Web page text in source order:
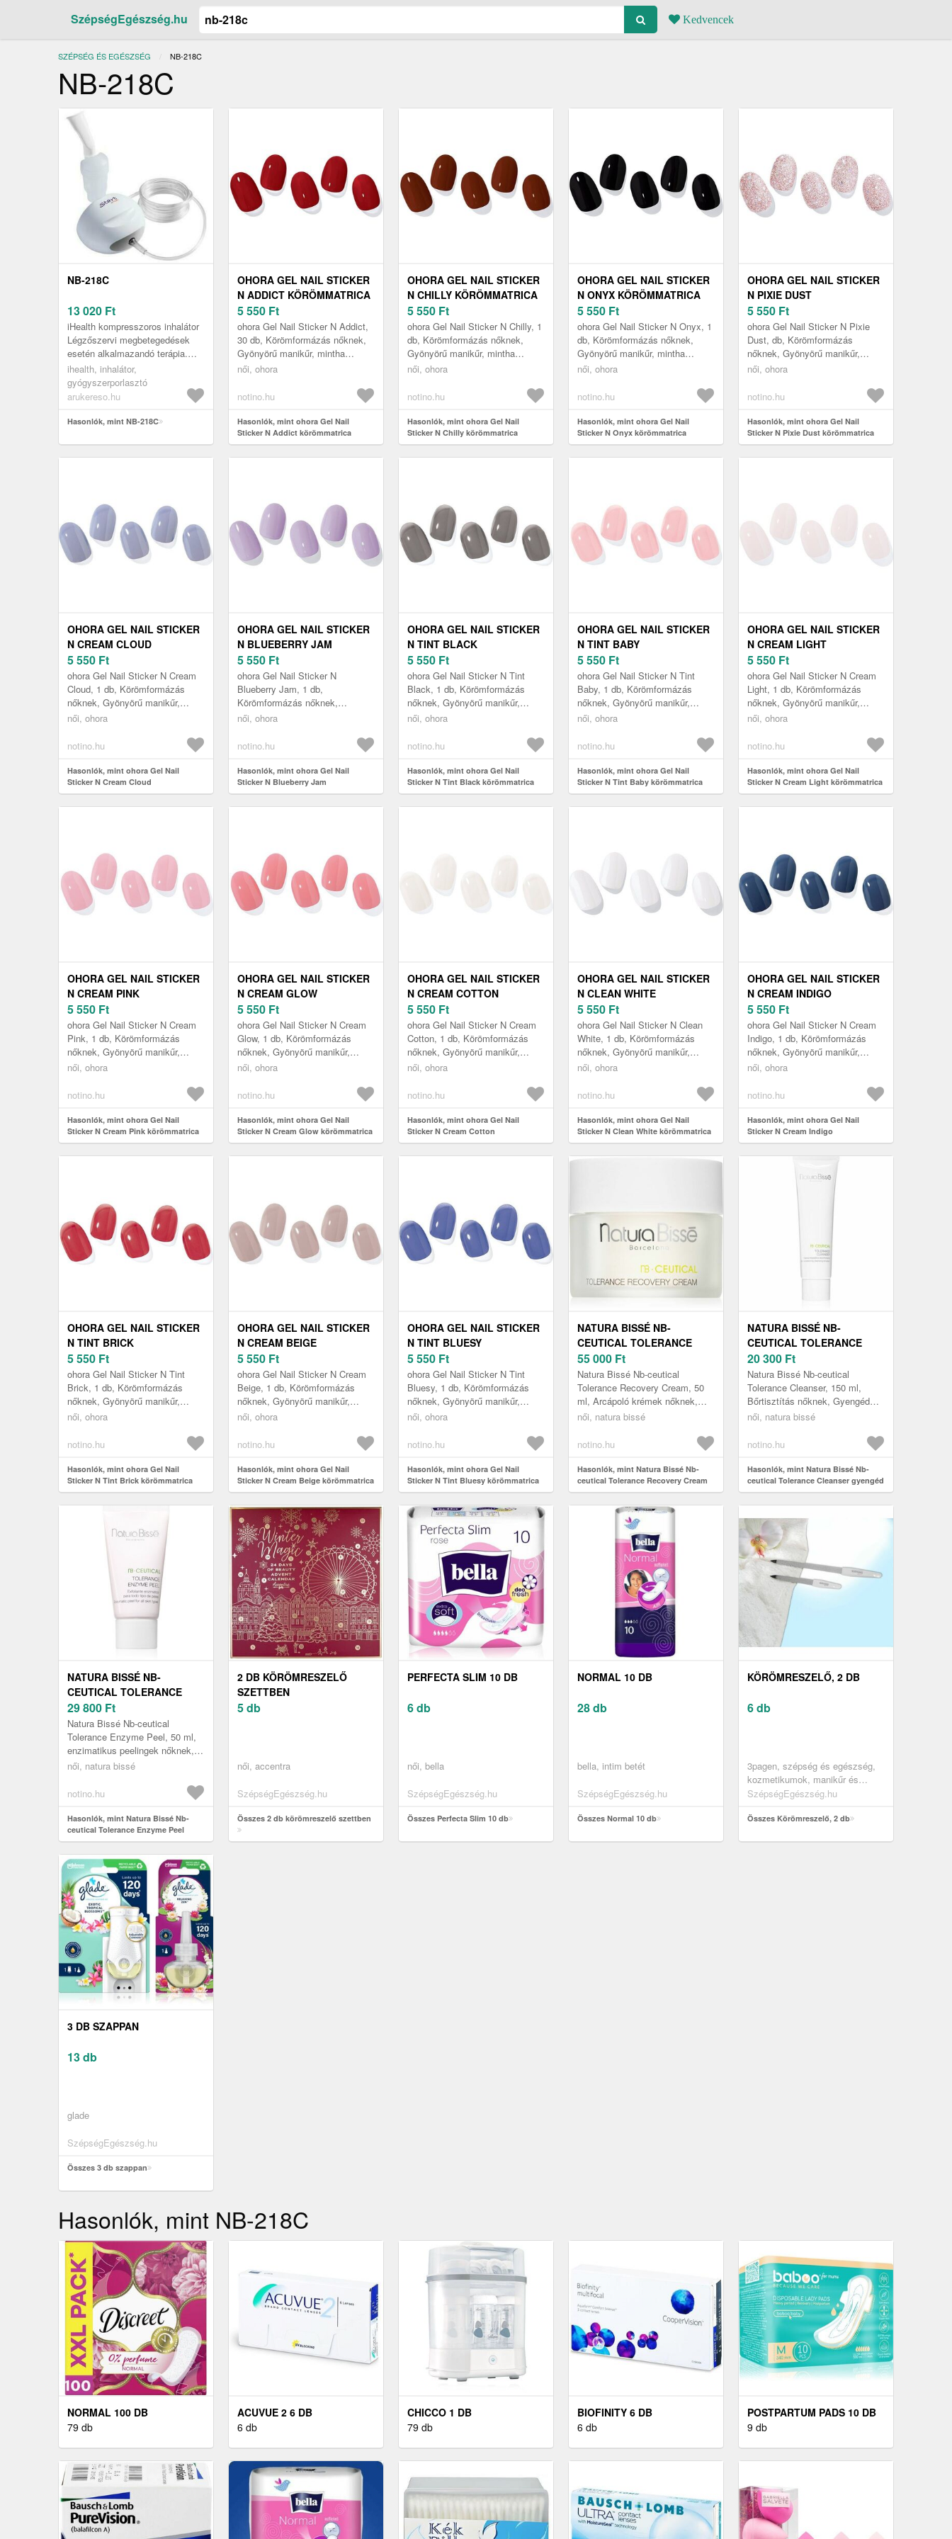
SzépségEgészség.hu Kedvencek
SZÉPSÉG ÉS EGÉSZSÉG JELENLEGI:
NB-218C
NB-218C
NB-218C
13 020 Ft
iHealth kompresszoros inhalátor
Légzőszervi megbetegedések
esetén alkalmazandó terápia.
tehermentesíti a gyomor,
bélrendszert közvetve fejti ki
hat...
ihealth, inhalátor,
gyógyszerporlasztó
arukereso.hu
Hasonlók, mint NB-218C
OHORA GEL NAIL STICKER
N ADDICT KÖRÖMMATRICA
ÁRNYALAT NB-022 30 DB
5 550 Ft
ohora Gel Nail Sticker N Addict,
30 db, Körömformázás nőknek,
Gyönyörű manikűr, mintha
szalonban járt volna? Segít
S...
női, ohora
notino.hu
Hasonlók, mint ohora Gel Nail
Sticker N Addict körömmatrica
árnyalat NB-022 30 db
OHORA GEL NAIL STICKER
N CHILLY KÖRÖMMATRICA
ÁRNYALAT NB-055 1 DB
5 550 Ft
ohora Gel Nail Sticker N Chilly, 1
db, Körömformázás nőknek,
Gyönyörű manikűr, mintha
szalonban járt volna? Segít
St...
női, ohora
notino.hu
Hasonlók, mint ohora Gel Nail
Sticker N Chilly körömmatrica
árnyalat NB-055 1 db
OHORA GEL NAIL STICKER
N ONYX KÖRÖMMATRICA
ÁRNYALAT NB-023 1 DB
5 550 Ft
ohora Gel Nail Sticker N Onyx, 1
db, Körömformázás nőknek,
Gyönyörű manikűr, mintha
szalonban járt volna? Segít
Stic...
női, ohora
notino.hu
Hasonlók, mint ohora Gel Nail
Sticker N Onyx körömmatrica
árnyalat NB-023 1 db
OHORA GEL NAIL STICKER
N PIXIE DUST
KÖRÖMMATRICA
ÁRNYALAT NB-020 DB
5 550 Ft
ohora Gel Nail Sticker N Pixie
Dust, db, Körömformázás
nőknek, Gyönyörű manikűr,
mintha szalonban járt volna?
Nail ...
női, ohora
notino.hu
Hasonlók, mint ohora Gel Nail
Sticker N Pixie Dust körömmatrica
árnyalat NB-020 db
OHORA GEL NAIL STICKER
N CREAM CLOUD
KÖRÖMMATRICA
ÁRNYALAT NB-077 1 DB
5 550 Ft
ohora Gel Nail Sticker N Cream
Cloud, 1 db, Körömformázás
nőknek, Gyönyörű manikűr,
mintha szalonban járt volna?
Na...
női, ohora
notino.hu
Hasonlók, mint ohora Gel Nail
Sticker N Cream Cloud
körömmatrica árnyalat NB-077 1 db
OHORA GEL NAIL STICKER
N BLUEBERRY JAM
KÖRÖMMATRICA
ÁRNYALAT NB-031 1 DB
5 550 Ft
ohora Gel Nail Sticker N
Blueberry Jam, 1 db,
Körömformázás nőknek,
Gyönyörű manikűr, mintha
ebben ez a szép ohora Gel ...
női, ohora
notino.hu
Hasonlók, mint ohora Gel Nail
Sticker N Blueberry Jam
körömmatrica árnyalat NB-031 1 db
OHORA GEL NAIL STICKER
N TINT BLACK
KÖRÖMMATRICA
ÁRNYALAT NB-068 1 DB
5 550 Ft
ohora Gel Nail Sticker N Tint
Black, 1 db, Körömformázás
nőknek, Gyönyörű manikűr,
mintha szalonban járt volna?
Nai...
női, ohora
notino.hu
Hasonlók, mint ohora Gel Nail
Sticker N Tint Black körömmatrica
árnyalat NB-068 1 db
OHORA GEL NAIL STICKER
N TINT BABY
KÖRÖMMATRICA
ÁRNYALAT NB-102 1 DB
5 550 Ft
ohora Gel Nail Sticker N Tint
Baby, 1 db, Körömformázás
nőknek, Gyönyörű manikűr,
mintha szalonban járt volna?
Nail...
női, ohora
notino.hu
Hasonlók, mint ohora Gel Nail
Sticker N Tint Baby körömmatrica
árnyalat NB-102 1 db
OHORA GEL NAIL STICKER
N CREAM LIGHT
KÖRÖMMATRICA
ÁRNYALAT NB-089 1 DB
5 550 Ft
ohora Gel Nail Sticker N Cream
Light, 1 db, Körömformázás
nőknek, Gyönyörű manikűr,
mintha szalonban járt volna?
Na...
női, ohora
notino.hu
Hasonlók, mint ohora Gel Nail
Sticker N Cream Light körömmatrica
árnyalat NB-089 1 db
OHORA GEL NAIL STICKER
N CREAM PINK
KÖRÖMMATRICA
ÁRNYALAT NB-090 1 DB
5 550 Ft
ohora Gel Nail Sticker N Cream
Pink, 1 db, Körömformázás
nőknek, Gyönyörű manikűr,
mintha szalonban járt volna?
Nai...
női, ohora
notino.hu
Hasonlók, mint ohora Gel Nail
Sticker N Cream Pink körömmatrica
árnyalat NB-090 1 db
OHORA GEL NAIL STICKER
N CREAM GLOW
KÖRÖMMATRICA
ÁRNYALAT NB-091 1 DB
5 550 Ft
ohora Gel Nail Sticker N Cream
Glow, 1 db, Körömformázás
nőknek, Gyönyörű manikűr,
mintha szalonban járt volna?
Nai...
női, ohora
notino.hu
Hasonlók, mint ohora Gel Nail
Sticker N Cream Glow körömmatrica
árnyalat NB-091 1 db
OHORA GEL NAIL STICKER
N CREAM COTTON
KÖRÖMMATRICA
ÁRNYALAT NB-076 1 DB
5 550 Ft
ohora Gel Nail Sticker N Cream
Cotton, 1 db, Körömformázás
nőknek, Gyönyörű manikűr,
mintha szalonban járt volna?
N...
női, ohora
notino.hu
Hasonlók, mint ohora Gel Nail
Sticker N Cream Cotton
körömmatrica árnyalat NB-076 1 db
OHORA GEL NAIL STICKER
N CLEAN WHITE
KÖRÖMMATRICA
ÁRNYALAT NB-048 1 DB
5 550 Ft
ohora Gel Nail Sticker N Clean
White, 1 db, Körömformázás
nőknek, Gyönyörű manikűr,
mintha szalonban járt volna?
Na...
női, ohora
notino.hu
Hasonlók, mint ohora Gel Nail
Sticker N Clean White körömmatrica
árnyalat NB-048 1 db
OHORA GEL NAIL STICKER
N CREAM INDIGO
KÖRÖMMATRICA
ÁRNYALAT NB-071 1 DB
5 550 Ft
ohora Gel Nail Sticker N Cream
Indigo, 1 db, Körömformázás
nőknek, Gyönyörű manikűr,
mintha szalonban járt volna?
N...
női, ohora
notino.hu
Hasonlók, mint ohora Gel Nail
Sticker N Cream Indigo
körömmatrica árnyalat NB-071 1 db
OHORA GEL NAIL STICKER
N TINT BRICK
KÖRÖMMATRICA
ÁRNYALAT NB-067 1 DB
5 550 Ft
ohora Gel Nail Sticker N Tint
Brick, 1 db, Körömformázás
nőknek, Gyönyörű manikűr,
mintha szalonban járt volna?
Nai...
női, ohora
notino.hu
Hasonlók, mint ohora Gel Nail
Sticker N Tint Brick körömmatrica
árnyalat NB-067 1 db
OHORA GEL NAIL STICKER
N CREAM BEIGE
KÖRÖMMATRICA
ÁRNYALAT NB-075 1 DB
5 550 Ft
ohora Gel Nail Sticker N Cream
Beige, 1 db, Körömformázás
nőknek, Gyönyörű manikűr,
mintha szalonban járt volna?
Na...
női, ohora
notino.hu
Hasonlók, mint ohora Gel Nail
Sticker N Cream Beige körömmatrica
árnyalat NB-075 1 db
OHORA GEL NAIL STICKER
N TINT BLUESY
KÖRÖMMATRICA
ÁRNYALAT NB-083 1 DB
5 550 Ft
ohora Gel Nail Sticker N Tint
Bluesy, 1 db, Körömformázás
nőknek, Gyönyörű manikűr,
mintha szalonban járt volna?
Na...
női, ohora
notino.hu
Hasonlók, mint ohora Gel Nail
Sticker N Tint Bluesy körömmatrica
árnyalat NB-083 1 db
NATURA BISSÉ NB-
CEUTICAL TOLERANCE
RECOVERY CREAM
TÁPLÁLÓ ÉS VÉDŐ KRÉM
50 ML
55 000 Ft
Natura Bissé Nb-ceutical
Tolerance Recovery Cream, 50
ml, Arcápoló krémek nőknek,
Szabaduljon meg érzékeny
nyerje...
női, natura bissé
notino.hu
Hasonlók, mint Natura Bissé Nb-
ceutical Tolerance Recovery Cream
tápláló és védő krém 50 ml
NATURA BISSÉ NB-
CEUTICAL TOLERANCE
CLEANSER GYENGÉD
TISZTÍTÓ EMULZIÓ AZ
ARCBŐR
MEGNYUGTATÁSÁRA 150
ML
20 300 Ft
Natura Bissé Nb-ceutical
Tolerance Cleanser, 150 ml,
Bőrtisztítás nőknek, Gyengéd
tisztítószert keresel, amely
és a smin...
női, natura bissé
notino.hu
Hasonlók, mint Natura Bissé Nb-
ceutical Tolerance Cleanser gyengéd
tisztító emulzió az arcbőr
megnyugtatására 150 ml
NATURA BISSÉ NB-
CEUTICAL TOLERANCE
ENZYME PEEL
ENZIMATIKUS PEELING A
FINOM ÉS SIMA BŐRÉRT 50
ML
29 800 Ft
Natura Bissé Nb-ceutical
Tolerance Enzyme Peel, 50 ml,
enzimatikus peelingek nőknek,
Nem kell szépségszalonba
hámlasztásért, hogy...
női, natura bissé
notino.hu
Hasonlók, mint Natura Bissé Nb-
ceutical Tolerance Enzyme Peel
enzimatikus peeling a finom és sima
bőrért 50 ml
2 DB KÖRÖMRESZELŐ
SZETTBEN
5 db
női, accentra
SzépségEgészség.hu
Összes 2 db körömreszelő szettben
PERFECTA SLIM 10 DB
6 db
női, bella
SzépségEgészség.hu
Összes Perfecta Slim 10 db
NORMAL 10 DB
28 db
bella, intim betét
SzépségEgészség.hu
Összes Normal 10 db
KÖRÖMRESZELŐ, 2 DB
6 db
3pagen, szépség és egészség,
kozmetikumok, manikűr és
pedikűr
SzépségEgészség.hu
Összes Körömreszelő, 2 db
3 DB SZAPPAN
13 db
glade
SzépségEgészség.hu
Összes 3 db szappan
Hasonlók, mint NB-218C
NORMAL 100 DB
79 db
ACUVUE 2 6 DB
6 db
CHICCO 1 DB
79 db
BIOFINITY 6 DB
6 db
POSTPARTUM PADS 10 DB
9 db